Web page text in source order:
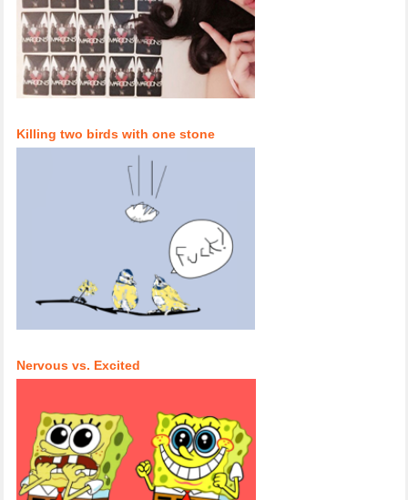
Killing two birds with one stone
Nervous vs. Excited